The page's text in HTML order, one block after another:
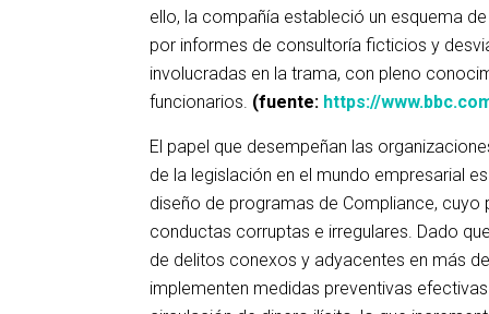
ello, la compañía estableció un esquema
por informes de consultoría ficticios y
involucradas en la trama, con pleno
funcionarios. (fuente: https://
El papel que desempeñan las
de la legislación en el mundo empresarial
diseño de programas de Compliance,
conductas corruptas e irregulares. Dado
de delitos conexos y adyacentes en más
implementen medidas preventivas